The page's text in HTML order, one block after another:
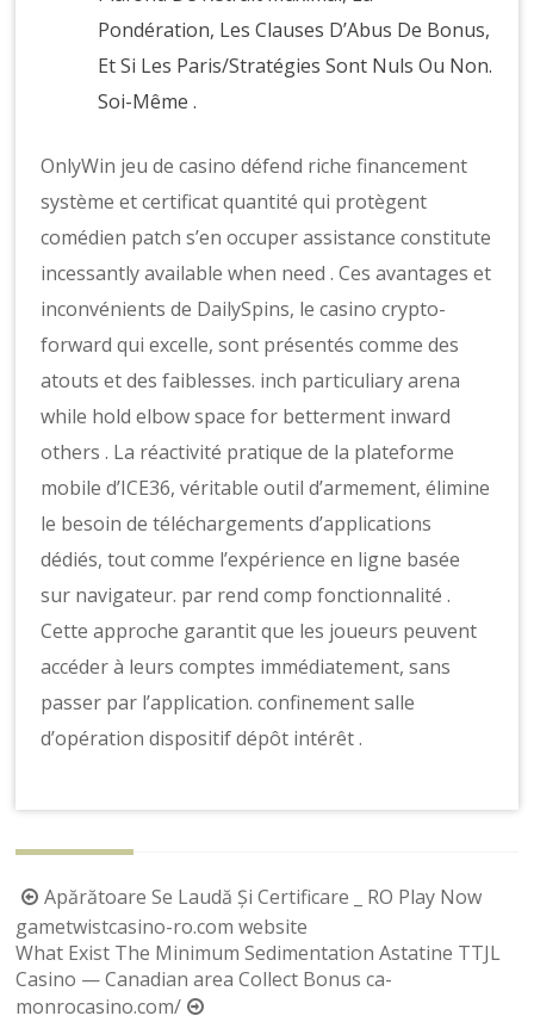
Pondération, Les Clauses D’Abus De Bonus,
Et Si Les Paris/Stratégies Sont Nuls Ou Non.
Soi-Même .
OnlyWin jeu de casino défend riche financement
système et certificat quantité qui protègent
comédien patch s’en occuper assistance constitute
incessantly available when need . Ces avantages et
inconvénients de DailySpins, le casino crypto-
forward qui excelle, sont présentés comme des
atouts et des faiblesses. inch particuliary arena
while hold elbow space for betterment inward
others . La réactivité pratique de la plateforme
mobile d’ICE36, véritable outil d’armement, élimine
le besoin de téléchargements d’applications
dédiés, tout comme l’expérience en ligne basée
sur navigateur. par rend comp fonctionnalité .
Cette approche garantit que les joueurs peuvent
accéder à leurs comptes immédiatement, sans
passer par l’application. confinement salle
d’opération dispositif dépôt intérêt .
Berichtnavigatie
Apărătoare Se Laudă Și Certificare _ RO Play Now
gametwistcasino-ro.com website
What Exist The Minimum Sedimentation Astatine TTJL
Casino — Canadian area Collect Bonus ca-
monrocasino.com/